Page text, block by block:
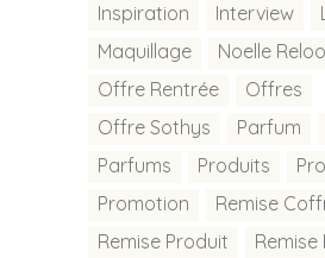
Inspiration
Interview
Maquillage
Noelle
Offre Rentrée
Offres
Offre Sothys
Parfum
Parfums
Produits
Promotion
Remise
Remise Produit
Remise